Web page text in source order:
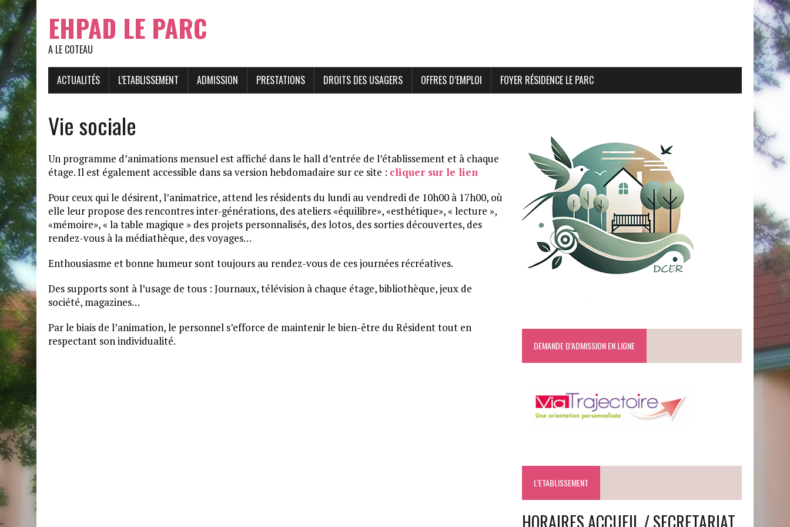
EHPAD LE PARC
A LE COTEAU
ACTUALITÉS L’ETABLISSEMENT ADMISSION PRESTATIONS DROITS DES USAGERS OFFRES D’EMPLOI FOYER RÉSIDENCE LE PARC
Vie sociale
Un programme d’animations mensuel est affiché dans le hall d’entrée de l’établissement et à chaque
étage. Il est également accessible dans sa version hebdomadaire sur ce site : cliquer sur le lien
Pour ceux qui le désirent, l’animatrice, attend les résidents du lundi au vendredi de 10h00 à 17h00, où
elle leur propose des rencontres inter-générations, des ateliers «équilibre», «esthétique», « lecture »,
«mémoire», « la table magique » des projets personnalisés, des lotos, des sorties découvertes, des
rendez-vous à la médiathèque, des voyages…
Enthousiasme et bonne humeur sont toujours au rendez-vous de ces journées récréatives.
Des supports sont à l’usage de tous : Journaux, télévision à chaque étage, bibliothèque, jeux de
société, magazines…
Par le biais de l’animation, le personnel s’efforce de maintenir le bien-être du Résident tout en
respectant son individualité.
DEMANDE D’ADMISSION EN LIGNE
L’ETABLISSEMENT
HORAIRES ACCUEIL / SECRETARIAT